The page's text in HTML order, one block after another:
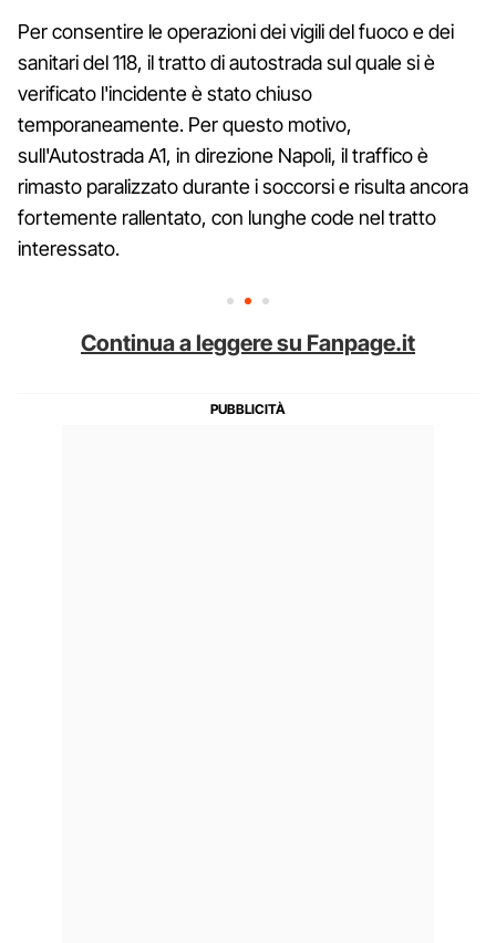
Per consentire le operazioni dei vigili del fuoco e dei
sanitari del 118, il tratto di autostrada sul quale si è
verificato l'incidente è stato chiuso
temporaneamente. Per questo motivo,
sull'Autostrada A1, in direzione Napoli, il traffico è
rimasto paralizzato durante i soccorsi e risulta ancora
fortemente rallentato, con lunghe code nel tratto
interessato.
Continua a leggere su Fanpage.it